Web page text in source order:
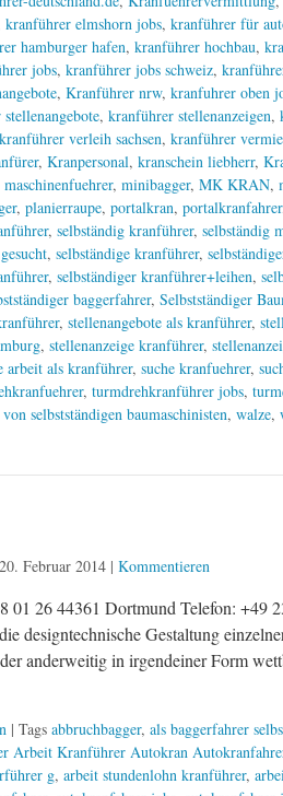
kranführer elmshorn jobs, kranführer für
hamburger hafen, kranführer hochbau,
jobs, kranführer jobs schweiz,
, Kranführer nrw, kranfuhrer oben
, kranführer stellenanzeigen,
kranführer verleih sachsen, kranführer
, Kranpersonal, kranschein liebherr,
maschinenfuehrer, minibagger, MK KRAN,
, planierraupe, portalkran, portalkranfahrer,
, selbständig kranführer, selbständig
, selbständige kranführer,
, selbständiger kranführer+leihen,
baggerfahrer, Selbstständiger
, stellenangebote als kranführer,
, stellenanzeige kranführer,
arbeit als kranführer, suche kranfuehrer,
, turmdrehkranführer jobs,
selbstständigen baumaschinisten, walze,
20. Februar 2014| Kommentieren
01 26 44361 Dortmund Telefon:
designtechnische Gestaltung
anderweitig in irgendeiner Form
| Tags abbruchbagger, als baggerfahrer
Arbeit Kranführer Autokran
g, arbeit stundenlohn kranführer,